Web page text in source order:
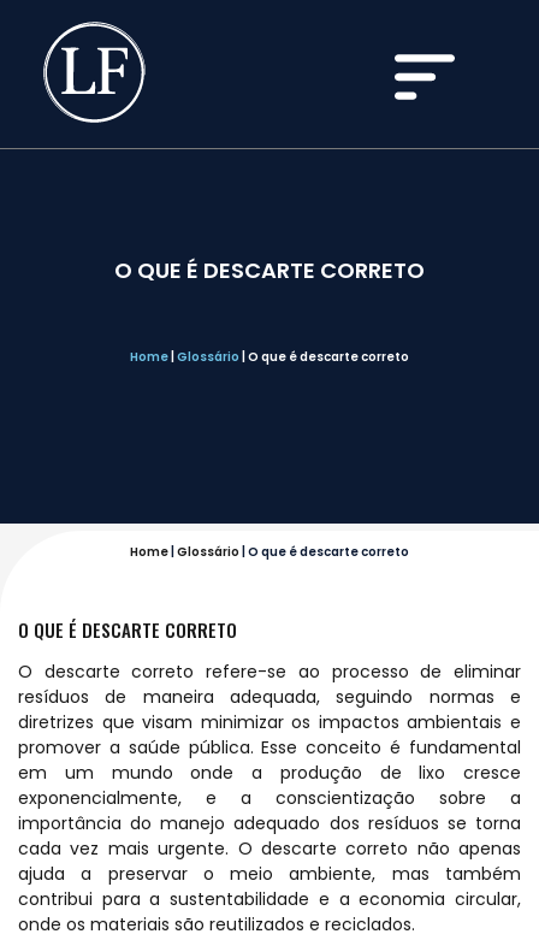
O QUE É DESCARTE CORRETO
Home Glossário O que é descarte correto
Home Glossário O que é descarte correto
O QUE É DESCARTE CORRETO
O descarte correto refere-se ao processo de eliminar
resíduos de maneira adequada, seguindo normas e
diretrizes que visam minimizar os impactos ambientais e
promover a saúde pública. Esse conceito é fundamental
em um mundo onde a produção de lixo cresce
exponencialmente, e a conscientização sobre a
importância do manejo adequado dos resíduos se torna
cada vez mais urgente. O descarte correto não apenas
ajuda a preservar o meio ambiente, mas também
contribui para a sustentabilidade e a economia circular,
onde os materiais são reutilizados e reciclados.